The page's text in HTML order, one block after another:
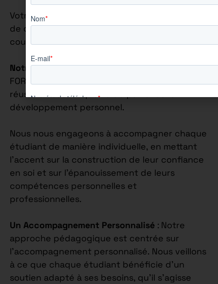
Votre rythme d’alternance sur cette offre est
de quatre jours en entreprise et un jour en
cours.
Notre Philosophie Éducative: Chez AUREÏS
FORMATION, nous croyons fermement que la
réussite académique va de pair avec le
développement personnel.
Nous nous engageons à accompagner chaque
étudiant de manière individuelle, en mettant
l’accent sur la construction de leur confiance
en soi et sur l’épanouissement de leurs
compétences personnelles et
professionnelles.
Un Accompagnement Personnalisé : Notre
approche pédagogique est centrée sur
l’accompagnement personnalisé. Nous veillons
à ce que chaque étudiant bénéficie d’un
soutien adapté à ses besoins, qu’il s’agisse